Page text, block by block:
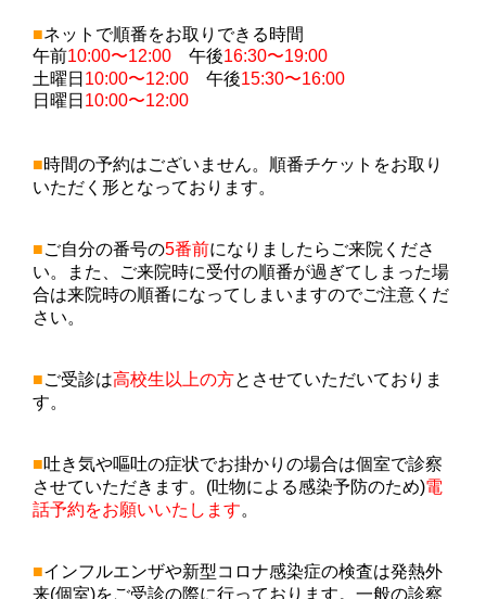
■ネットで順番をお取りできる時間
午前10:00〜12:00 午後16:30〜19:00
土曜日 10:00〜12:00 午後15:30〜16:00
日曜日 10:00〜12:00
■時間の予約はございません。順番チケットをお取り
いただく形となっております。
■ご自分の番号の5番前になりましたらご来院くださ
い。また、ご来院時に受付の順番が過ぎてしまった場
合は来院時の順番になってしまいますのでご注意くだ
さい。
■ご受診は高校生以上の方とさせていただいておりま
す。
■吐き気や嘔吐の症状でお掛かりの場合は個室で診察
させていただきます。(吐物による感染予防のため)電
話予約をお願いいたします。
■インフルエンザや新型コロナ感染症の検査は発熱外
来(個室)をご受診の際に行っております。一般の診察